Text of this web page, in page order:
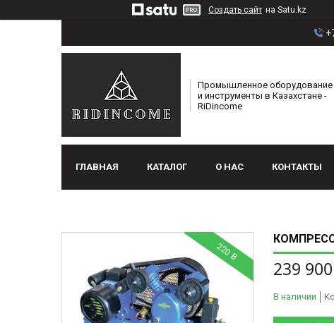
Создать сайт на Satu.kz
Промышленное оборудование
и инструменты в Казахстане -
RiDincome
ГЛАВНАЯ КАТАЛОГ О НАС КОНТАКТЫ
220 В
239
В наличии